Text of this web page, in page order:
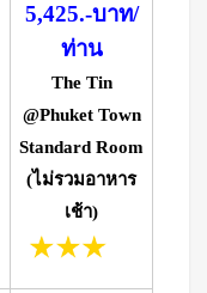
5,425.-บาท/
ท่าน
The Tin
@Phuket Town
Standard Room
(ไม่รวมอาหาร
เช้า)